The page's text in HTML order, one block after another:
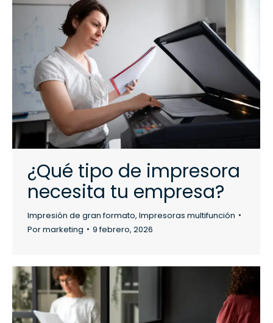
¿Qué tipo de impresora
necesita tu empresa?
Impresión de gran formato, Impresoras multifunción
Pormarketing 9 febrero, 2026